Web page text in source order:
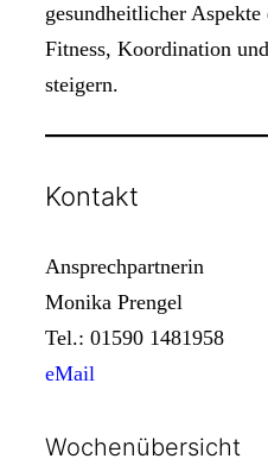
gesundheitlicher
Fitness, Koordination
steigern.
Kontakt
Ansprechpartnerin
Monika Prengel
Tel.: 01590 1481958
eMail
Wochenübersicht